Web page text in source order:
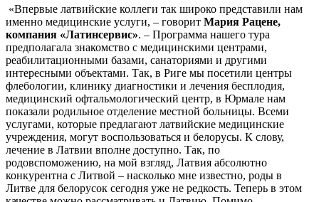
«Впервые латвийские коллеги так широко представили нам
именно медицинские услуги, – говорит Мария Рацене,
компания «Латинсервис». – Программа нашего тура
предполагала знакомство с медицинскими центрами,
реабилитационными базами, санаториями и другими
интересными объектами. Так, в Риге мы посетили центры
флебологии, клинику диагностики и лечения бесплодия,
медицинский офтальмологический центр, в Юрмале нам
показали родильное отделение местной больницы. Всеми
услугами, которые предлагают латвийские медицинские
учреждения, могут воспользоваться и белорусы. К слову,
лечение в Латвии вполне доступно. Так, по
родовспоможению, на мой взгляд, Латвия абсолютно
конкурентна с Литвой – насколько мне известно, роды в
Литве для белорусок сегодня уже не редкость. Теперь в этом